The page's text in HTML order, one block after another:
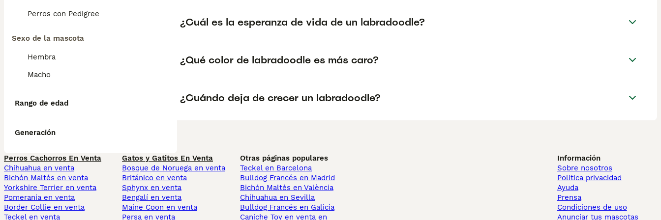
Perros con Pedigree
Sexo de la mascota
Hembra
Macho
Rango de edad
Generación
¿Cuál es la esperanza de vida de un labradoodle?
¿Qué color de labradoodle es más caro?
¿Cuándo deja de crecer un labradoodle?
Perros Cachorros En Venta
Chihuahua en venta
Bichón Maltés en venta
Yorkshire Terrier en venta
Pomerania en venta
Border Collie en venta
Teckel en venta
Gatos y Gatitos En Venta
Bosque de Noruega en venta
Británico en venta
Sphynx en venta
Bengalí en venta
Maine Coon en venta
Persa en venta
Otras páginas populares
Teckel en Barcelona
Bulldog Francés en Madrid
Bichón Maltés en València
Chihuahua en Sevilla
Bulldog Francés en Galicia
Caniche Toy en venta en
Información
Sobre nosotros
Politica privacidad
Ayuda
Prensa
Condiciones de uso
Anunciar tus mascotas